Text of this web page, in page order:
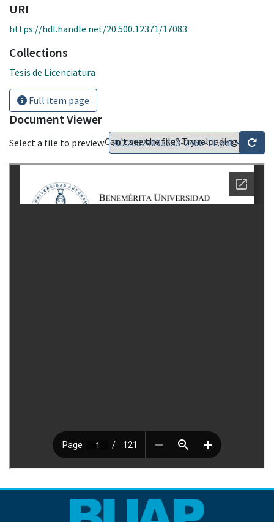
URI
https://hdl.handle.net/20.500.12371/17083
Collections
Tesis de Licenciatura
Full item page
Document Viewer
Select a file to preview:Can't see the file? Try reloading